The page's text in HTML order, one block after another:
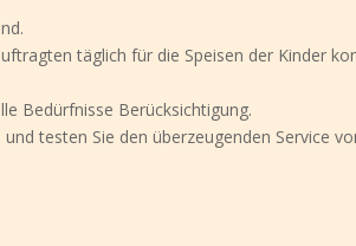
täglich für die Speisen der Kinder
Bedürfnisse Berücksichtigung.
testen Sie den überzeugenden Service